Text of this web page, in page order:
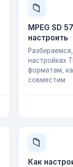
📁
MPEG SD
настроить
настройках
форматам,
совместим
📁
Как